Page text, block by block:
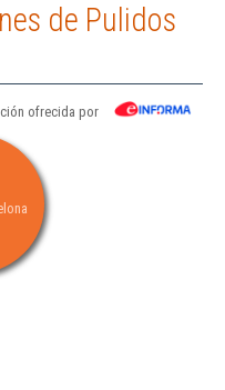
de Pulidos
ofrecida por